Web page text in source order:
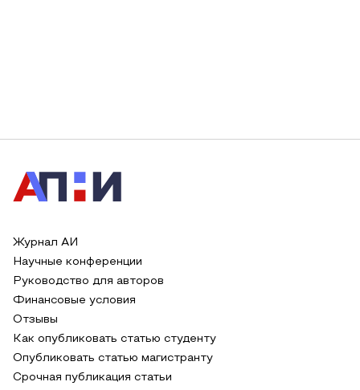
Журнал АИ
Научные конференции
Руководство для авторов
Финансовые условия
Отзывы
Как опубликовать статью студенту
Опубликовать статью магистранту
Срочная публикация статьи